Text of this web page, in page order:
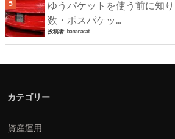
ゆうパケットを使う前に知
数・ポスパケッ...
投稿者: bananacat
カテゴリー
資産運用